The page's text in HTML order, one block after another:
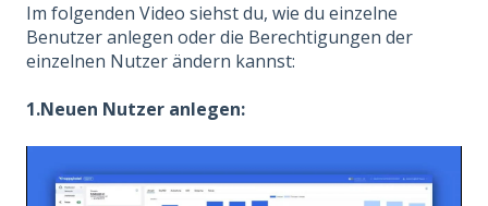
Im folgenden Video siehst du, wie du einzelne
Benutzer anlegen oder die Berechtigungen der
einzelnen Nutzer ändern kannst:
1.Neuen Nutzer anlegen: